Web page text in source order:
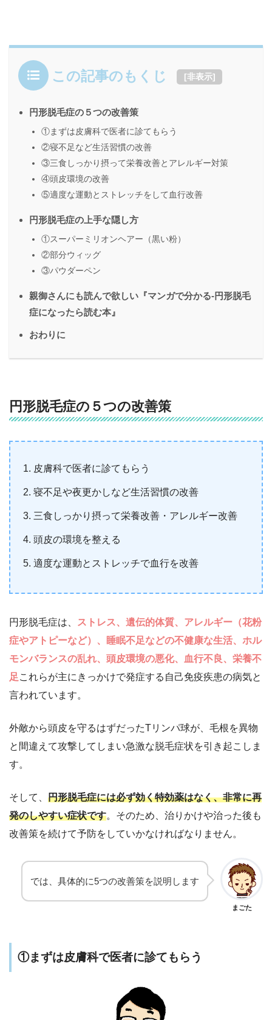
この記事のもくじ [非表示]
円形脱毛症の５つの改善策
①まずは皮膚科で医者に診てもらう
②寝不足など生活習慣の改善
③三食しっかり摂って栄養改善とアレルギー対策
④頭皮環境の改善
⑤適度な運動とストレッチをして血行改善
円形脱毛症の上手な隠し方
①スーパーミリオンヘアー（黒い粉）
②部分ウィッグ
③パウダーペン
親御さんにも読んで欲しい『マンガで分かる-円形脱毛
症になったら読む本』
おわりに
円形脱毛症の５つの改善策
皮膚科で医者に診てもらう
寝不足や夜更かしなど生活習慣の改善
三食しっかり摂って栄養改善・アレルギー改善
頭皮の環境を整える
適度な運動とストレッチで血行を改善
円形脱毛症は、 ストレス、 遺伝的体質、アレルギー（花粉
症やアトピーなど）、
睡眠不足などの不健康な生活、ホル
モンバランスの乱れ、頭皮環境の悪化、
血行不良、栄養不
足 これらが主にきっかけで発症する自己免疫疾患の病気と
言われています。
外敵から頭皮を守るはずだったTリンパ球が、毛根を異物
と間違えて攻撃してしまい急激な脱毛症状を引き起こしま
す。
そして、 円形脱毛症には必ず効く特効薬はなく、非常に再
発のしやすい症状です。そのため、治りかけや治った後も
改善策を続けて予防をしていかなければなりません。
まごた
では、具体的に5つの改善策を説明します
①まずは皮膚科で医者に診てもらう